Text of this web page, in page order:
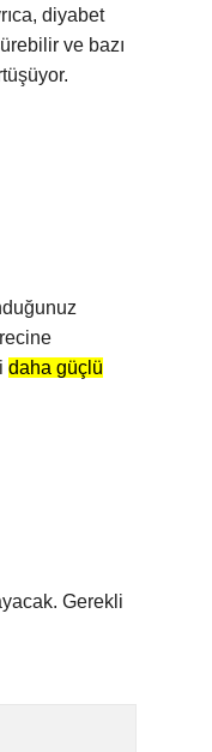
diyabet
ve bazı
daha güçlü
Gerekli